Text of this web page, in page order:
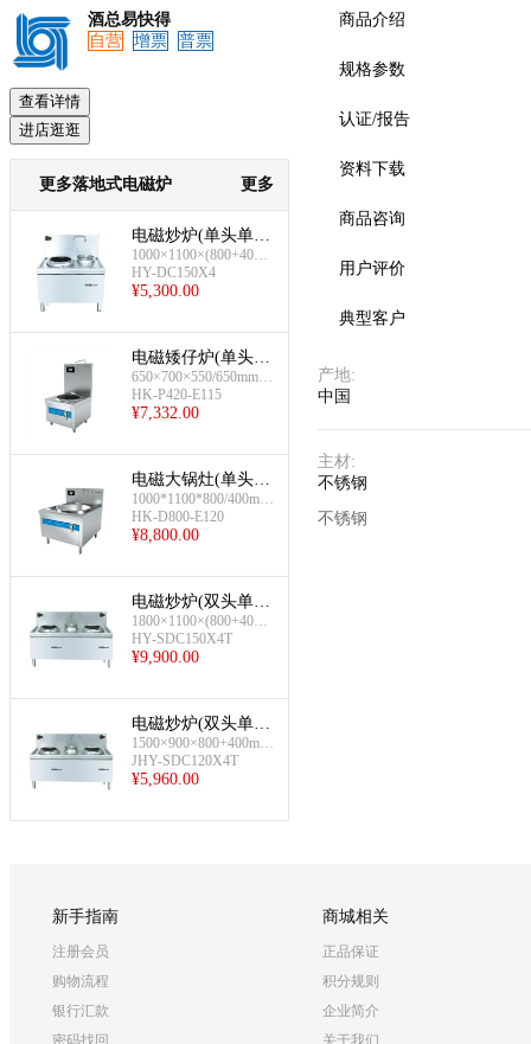
预览
酒总易快得
自营
增票 普票
查看详情
进店逛逛
更多落地式电磁炉 更多
电磁炒炉(单头单尾
(工程款))
1000×1100×(800+400)
mm;15kw/380V
HY-DC150X4
¥5,300.00
电磁矮仔炉(单头15
kw)
650×700×550/650mm,1
5kw/380V
HK-P420-E115
¥7,332.00
电磁大锅灶(单头20
kw)
1000*1100*800/400mm,
20kw/380V
HK-D800-E120
¥8,800.00
电磁炒炉(双头单尾
(工程款))
1800×1100×(800+400)
mm;15kw×2/380V
HY-SDC150X4T
¥9,900.00
电磁炒炉(双头单尾
(经济款))
1500×900×800+400mm;
12kw/380V
JHY-SDC120X4T
¥5,960.00
商品介绍
规格参数
认证/报告
资料下载
商品咨询
用户评价
典型客户
产地:
中国
主材:
不锈钢
不锈钢
新手指南
注册会员
购物流程
银行汇款
密码找回
商城相关
正品保证
积分规则
企业简介
关于我们